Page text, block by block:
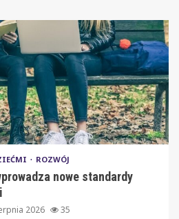
ROZWÓJ
nowe standardy
2026 35